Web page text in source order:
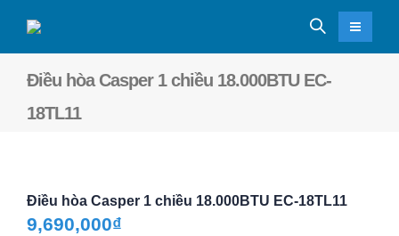
Điều hòa Casper 1 chiều 18.000BTU EC-
18TL11
Điều hòa Casper 1 chiều 18.000BTU EC-18TL11
9,690,000₫